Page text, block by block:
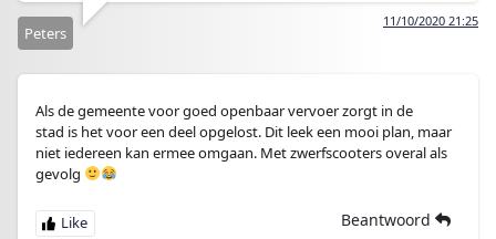
11/10/2020 21:25
Peters
Als de gemeente voor goed openbaar vervoer zorgt in de
stad is het voor een deel opgelost. Dit leek een mooi plan, maar
niet iedereen kan ermee omgaan. Met zwerfscooters overal als
gevolg
Beantwoord